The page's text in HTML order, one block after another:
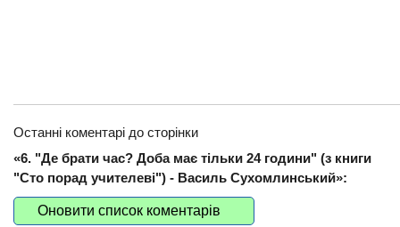
Останні коментарі до сторінки
«6. "Де брати час? Доба має тільки 24 години" (з книги
"Сто порад учителеві") - Василь Сухомлинський»:
Оновити список коментарів